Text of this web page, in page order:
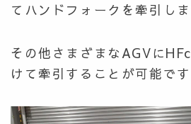
てハンドフォークを牽引しま
その他さまざまなAGVに
けて牽引することが可能です